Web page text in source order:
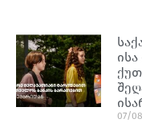
07/